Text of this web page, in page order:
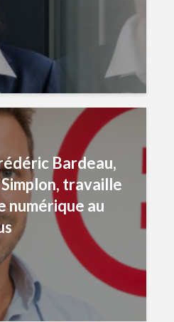
Bardeau,
travaille
numérique au